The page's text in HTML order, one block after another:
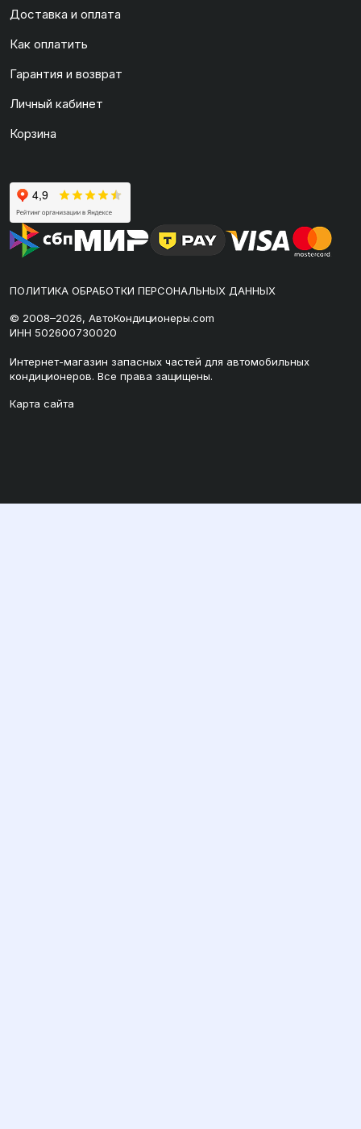
Доставка и оплата
Как оплатить
Гарантия и возврат
Личный кабинет
Корзина
ПОЛИТИКА ОБРАБОТКИ ПЕРСОНАЛЬНЫХ ДАННЫХ
© 2008–2026, АвтоКондиционеры.com
ИНН 502600730020
Интернет-магазин запасных частей для автомобильных
кондиционеров. Все права защищены.
Карта сайта